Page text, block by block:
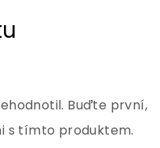
Buďte první,
s tímto produktem.